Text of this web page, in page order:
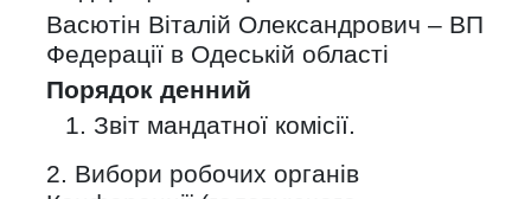
Васютін Віталій Олександрович – ВП
Федерації в Одеській області
Порядок денний
Звіт мандатної комісії.
2. Вибори робочих органів